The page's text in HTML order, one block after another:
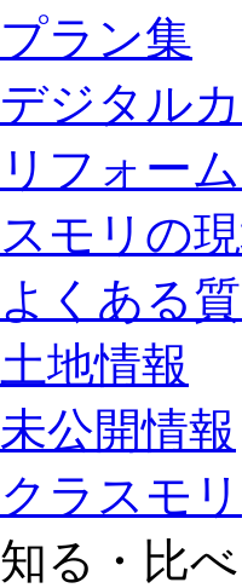
プラン集
デジタル
リフォー
スモリの
よくある
土地情報
未公開情報
クラスモリ
知る・比